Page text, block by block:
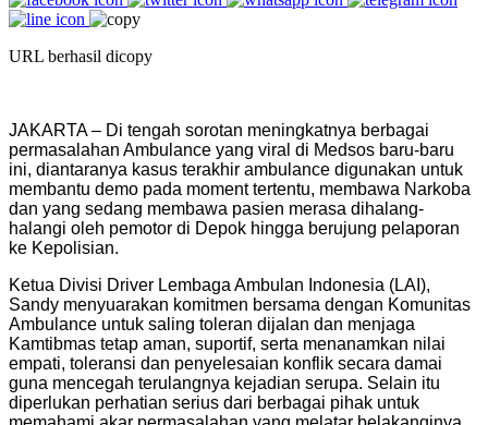
URL berhasil dicopy
JAKARTA – Di tengah sorotan meningkatnya berbagai
permasalahan Ambulance yang viral di Medsos baru-baru
ini, diantaranya kasus terakhir ambulance digunakan untuk
membantu demo pada moment tertentu, membawa Narkoba
dan yang sedang membawa pasien merasa dihalang-
halangi oleh pemotor di Depok hingga berujung pelaporan
ke Kepolisian.
Ketua Divisi Driver Lembaga Ambulan Indonesia (LAI),
Sandy menyuarakan komitmen bersama dengan Komunitas
Ambulance untuk saling toleran dijalan dan menjaga
Kamtibmas tetap aman, suportif, serta menanamkan nilai
empati, toleransi dan penyelesaian konflik secara damai
guna mencegah terulangnya kejadian serupa. Selain itu
diperlukan perhatian serius dari berbagai pihak untuk